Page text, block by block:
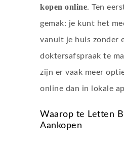
kopen online. Ten
gemak: je kunt het
vanuit je huis zonder
doktersafspraak te
zijn er vaak meer
online dan in lokale
Waarop te Letten
Aankopen